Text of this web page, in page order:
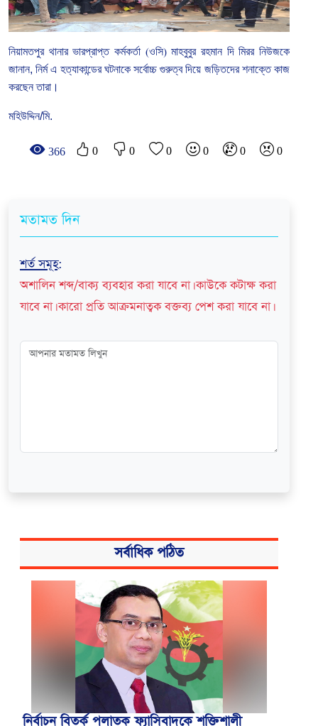
নিয়ামতপুর থানার ভারপ্রাপ্ত কর্মকর্তা (ওসি)মাহবুবুর রহমান দি মিরর নিউজকে
জানান, নির্ম এ হত্যাকান্ডের ঘটনাকে সর্বোচ্চ গুরুত্ব দিয়ে জড়িতদের শনাক্তে কাজ
করছেন তারা।
মহিউদ্দিন/মি.
366 0 0 0 0 0 0
মতামত দিন
শর্ত সমূহ:
অশালিন শব্দ/বাক্য ব্যবহার করা যাবে না। কাউকে কটাক্ষ করা
যাবে না। কারো প্রতি আক্রমনাত্বক বক্তব্য পেশ করা যাবে না।
সর্বাধিক পঠিত
নির্বাচন বিতর্ক পলাতক ফ্যাসিবাদকে শক্তিশালী